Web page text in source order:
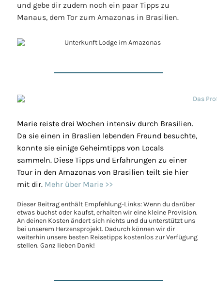
und gebe dir zudem noch ein paar Tipps zu
Manaus, dem Tor zum Amazonas in Brasilien.
Marie reiste drei Wochen intensiv durch Brasilien.
Da sie einen in Braslien lebenden Freund besuchte,
konnte sie einige Geheimtipps von Locals
sammeln. Diese Tipps und Erfahrungen zu einer
Tour in den Amazonas von Brasilien teilt sie hier
mit dir. Mehr über Marie >>
Dieser Beitrag enthält Empfehlung-Links: Wenn du darüber
etwas buchst oder kaufst, erhalten wir eine kleine Provision.
An deinen Kosten ändert sich nichts und du unterstützt uns
bei unserem Herzensprojekt. Dadurch können wir dir
weiterhin unsere besten Reisetipps kostenlos zur Verfügung
stellen. Ganz lieben Dank!